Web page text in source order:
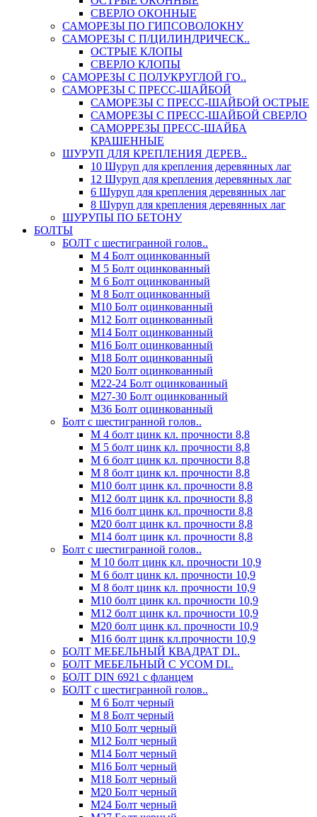
СВЕРЛО ОКОННЫЕ
САМОРЕЗЫ ПО ГИПСОВОЛОКНУ
САМОРЕЗЫ С П/ЦИЛИНДРИЧЕСК..
ОСТРЫЕ КЛОПЫ
СВЕРЛО КЛОПЫ
САМОРЕЗЫ С ПОЛУКРУГЛОЙ ГО..
САМОРЕЗЫ С ПРЕСС-ШАЙБОЙ
САМОРЕЗЫ С ПРЕСС-ШАЙБОЙ ОСТРЫЕ
САМОРЕЗЫ С ПРЕСС-ШАЙБОЙ СВЕРЛО
САМОРРЕЗЫ ПРЕСС-ШАЙБА
КРАШЕННЫЕ
ШУРУП ДЛЯ КРЕПЛЕНИЯ ДЕРЕВ..
10 Шуруп для крепления деревянных лаг
12 Шуруп для крепления деревянных лаг
6 Шуруп для крепления деревянных лаг
8 Шуруп для крепления деревянных лаг
ШУРУПЫ ПО БЕТОНУ
БОЛТЫ
БОЛТ с шестигранной голов..
М 4 Болт оцинкованный
М 5 Болт оцинкованный
М 6 Болт оцинкованный
М 8 Болт оцинкованный
М10 Болт оцинкованный
М12 Болт оцинкованный
М14 Болт оцинкованный
М16 Болт оцинкованный
М18 Болт оцинкованный
М20 Болт оцинкованный
М22-24 Болт оцинкованный
М27-30 Болт оцинкованный
М36 Болт оцинкованный
Болт с шестигранной голов..
М 4 болт цинк кл. прочности 8,8
М 5 болт цинк кл. прочности 8,8
М 6 болт цинк кл. прочности 8,8
М 8 болт цинк кл. прочности 8,8
М10 болт цинк кл. прочности 8,8
М12 болт цинк кл. прочности 8,8
М16 болт цинк кл. прочности 8,8
М20 болт цинк кл. прочности 8,8
М14 болт цинк кл. прочности 8,8
Болт с шестигранной голов..
М 10 болт цинк кл. прочности 10,9
М 6 болт цинк кл. прочности 10,9
М 8 болт цинк кл. прочности 10,9
М10 болт цинк кл. прочности 10,9
М12 болт цинк кл. прочности 10,9
М20 болт цинк кл. прочности 10,9
М16 болт цинк кл.прочности 10,9
БОЛТ МЕБЕЛЬНЫЙ КВАДРАТ DI..
БОЛТ МЕБЕЛЬНЫЙ С УСОМ DI..
БОЛТ DIN 6921 c фланцем
БОЛТ с шестигранной голов..
М 6 Болт черный
М 8 Болт черный
М10 Болт черный
М12 Болт черный
М14 Болт черный
М16 Болт черный
М18 Болт черный
М20 Болт черный
М24 Болт черный